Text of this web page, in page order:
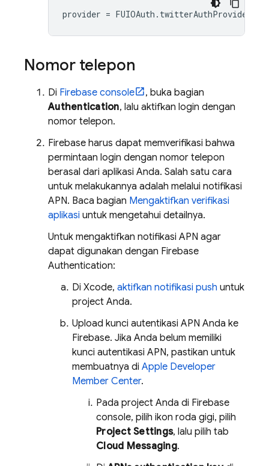
provider = FUIOAuth . twitterAuthProvider
Nomor telepon
Di Firebase console
, buka bagian
Authentication, lalu aktifkan login dengan
nomor telepon.
Firebase harus dapat memverifikasi bahwa
permintaan login dengan nomor telepon
berasal dari aplikasi Anda. Salah satu cara
untuk melakukannya adalah melalui notifikasi
APN. Baca bagian Mengaktifkan verifikasi
aplikasi untuk mengetahui detailnya.
Untuk mengaktifkan notifikasi APN agar
dapat digunakan dengan Firebase
Authentication:
Di Xcode, aktifkan notifikasi push untuk
project Anda.
Upload kunci autentikasi APN Anda ke
Firebase. Jika Anda belum memiliki
kunci autentikasi APN, pastikan untuk
membuatnya di Apple Developer
Member Center.
Pada project Anda di Firebase
console, pilih ikon roda gigi, pilih
Project Settings, lalu pilih tab
Cloud Messaging.